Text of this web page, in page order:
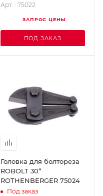
Арт. : 75022
ЗАПРОС ЦЕНЫ
ПОД ЗАКАЗ
Головка для болтореза
ROBOLT 30“
ROTHENBERGER 75024
Под заказ